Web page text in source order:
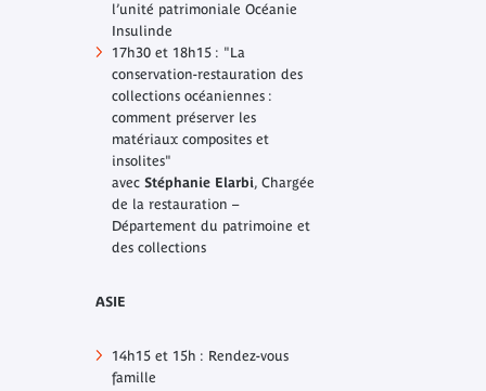
l’unité patrimoniale Océanie
Insulinde
17h30 et 18h15 : "La
conservation-restauration des
collections océaniennes :
comment préserver les
matériaux composites et
insolites"
avec Stéphanie Elarbi, Chargée
de la restauration –
Département du patrimoine et
des collections
ASIE
14h15 et 15h : Rendez-vous
famille